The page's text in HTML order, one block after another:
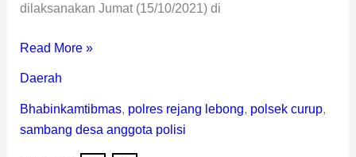
dilaksanakan Jumat (15/10/2021) di
Read More »
Daerah
Bhabinkamtibmas, polres rejang lebong, polsek curup,
sambang desa anggota polisi